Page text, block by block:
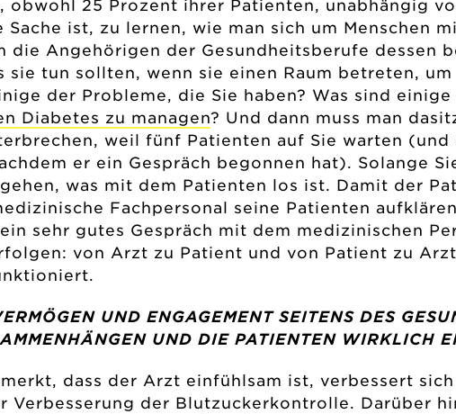
25 Prozent ihrer Patienten, unabhängig
ist, zu lernen, wie man sich um Menschen
Angehörigen der Gesundheitsberufe dessen
tun sollten, wenn sie einen Raum betreten,
der Probleme, die Sie haben? Was sind
Diabetes zu managen? Und dann muss man
weil fünf Patienten auf Sie warten
er ein Gespräch begonnen hat). Solange
was mit dem Patienten los ist. Damit der
Fachpersonal seine Patienten
sehr gutes Gespräch mit dem medizinischen
von Arzt zu Patient und von Patient zu
UND ENGAGEMENT SEITENS DES
UND DIE PATIENTEN WIRKLICH
dass der Arzt einfühlsam ist, verbessert
Verbesserung der Blutzuckerkontrolle. Darüber